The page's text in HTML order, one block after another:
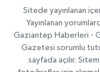
Sitede yayınlanan
Yayınlanan
Gaziantep Haberleri -
Gazetesi sorumlu
sayfada açılır.